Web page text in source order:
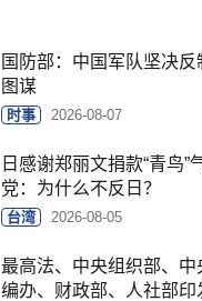
国防部：中国军队坚决
图谋
时事 2026-08-07
日感谢郑丽文捐款“青鸟”
党：为什么不反日？
台湾 2026-08-05
最高法、中央组织部、
编办、财政部、人社部印